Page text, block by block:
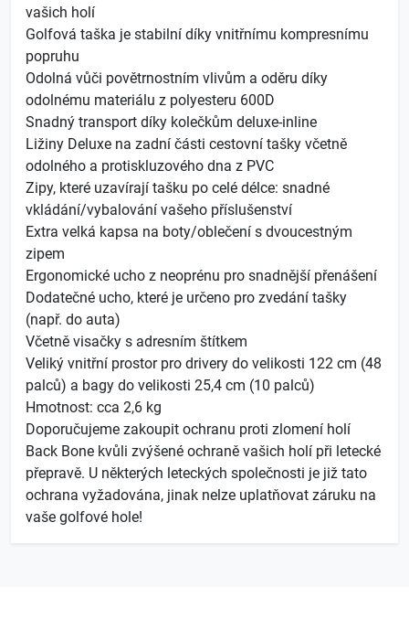
vašich holí
Golfová taška je stabilní díky vnitřnímu kompresnímu
popruhu
Odolná vůči povětrnostním vlivům a oděru díky
odolnému materiálu z polyesteru 600D
Snadný transport díky kolečkům deluxe-inline
Ližiny Deluxe na zadní části cestovní tašky včetně
odolného a protiskluzového dna z PVC
Zipy, které uzavírají tašku po celé délce: snadné
vkládání/vybalování vašeho příslušenství
Extra velká kapsa na boty/oblečení s dvoucestným
zipem
Ergonomické ucho z neoprénu pro snadnější přenášení
Dodatečné ucho, které je určeno pro zvedání tašky
(např. do auta)
Včetně visačky s adresním štítkem
Veliký vnitřní prostor pro drivery do velikosti 122 cm (48
palců) a bagy do velikosti 25,4 cm (10 palců)
Hmotnost: cca 2,6 kg
Doporučujeme zakoupit ochranu proti zlomení holí
Back Bone kvůli zvýšené ochraně vašich holí při letecké
přepravě. U některých leteckých společnosti je již tato
ochrana vyžadována, jinak nelze uplatňovat záruku na
vaše golfové hole!